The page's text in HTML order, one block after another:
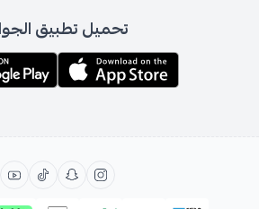
تحميل تطبيق